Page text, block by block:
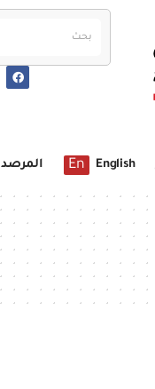
English
En المرصد